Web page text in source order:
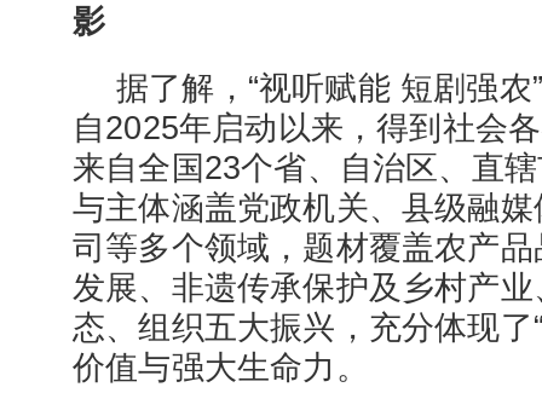
影
据了解，“视听赋能 短剧强
自2025年启动以来，得到社会
来自全国23个省、自治区、直
与主体涵盖党政机关、县级融
司等多个领域，题材覆盖农产
发展、非遗传承保护及乡村产
态、组织五大振兴，充分体现了
价值与强大生命力。